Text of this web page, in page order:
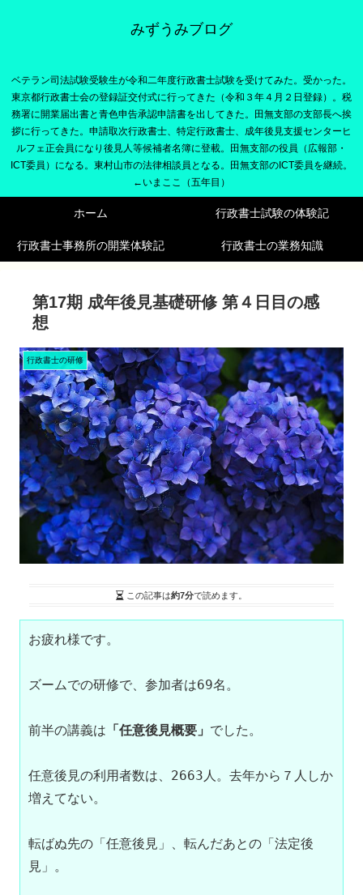
みずうみブログ
ベテラン司法試験受験生が令和二年度行政書士試験を受けてみた。受かった。
東京都行政書士会の登録証交付式に行ってきた（令和３年４月２日登録）。税
務署に開業届出書と青色申告承認申請書を出してきた。田無支部の支部長へ挨
拶に行ってきた。申請取次行政書士、特定行政書士、成年後見支援センターヒ
ルフェ正会員になり後見人等候補者名簿に登載。田無支部の役員（広報部・
ICT委員）になる。東村山市の法律相談員となる。田無支部のICT委員を継続。
←いまここ（五年目）
ホーム 行政書士試験の体験記
行政書士事務所の開業体験記 行政書士の業務知識
第17期 成年後見基礎研修 第４日目の感
想
行政書士の研修
この記事は約7分で読めます。
お疲れ様です。
ズームでの研修で、参加者は69名。
前半の講義は 「任意後見概要」 でした。
任意後見の利用者数は、2663人。去年から７人しか
増えてない。
転ばぬ先の「任意後見」、転んだあとの「法定後
見」。